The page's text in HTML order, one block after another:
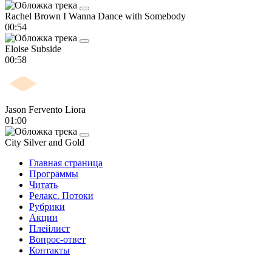
Rachel Brown I Wanna Dance with Somebody
00:54
Eloise Subside
00:58
Jason Fervento Liora
01:00
City Silver and Gold
Главная страница
Программы
Читать
Релакс. Потоки
Рубрики
Акции
Плейлист
Вопрос-ответ
Контакты